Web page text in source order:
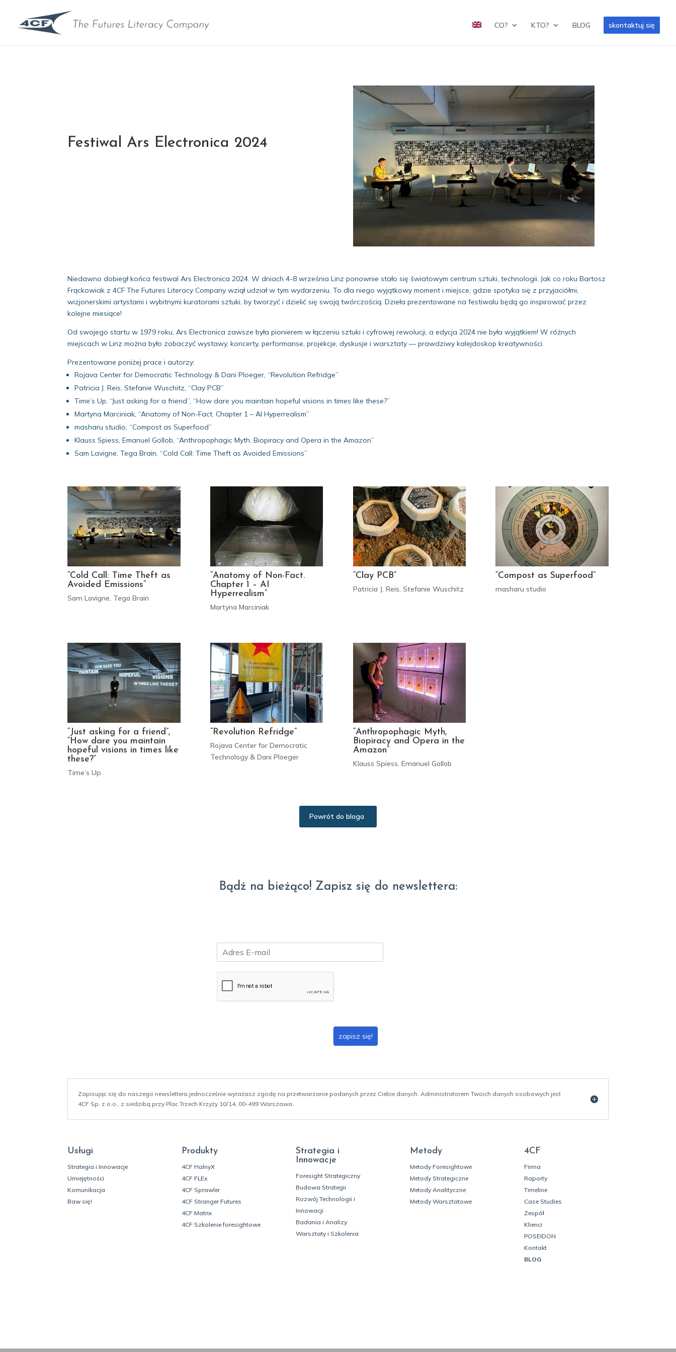
CO? KTO? BLOG skontaktuj się
Festiwal Ars Electronica 2024
Niedawno dobiegł końca festiwal Ars Electronica 2024. W dniach 4-8 września Linz ponownie stało się światowym centrum sztuki, technologii. Jak co roku Bartosz
Frąckowiak z 4CF The Futures Literacy Company wziął udział w tym wydarzeniu. To dla niego wyjątkowy moment i miejsce, gdzie spotyka się z przyjaciółmi,
wizjonerskimi artystami i wybitnymi kuratorami sztuki, by tworzyć i dzielić się swoją twórczością. Dzieła prezentowane na festiwalu będą go inspirować przez
kolejne miesiące!
Od swojego startu w 1979 roku, Ars Electronica zawsze była pionierem w łączeniu sztuki i cyfrowej rewolucji, a edycja 2024 nie była wyjątkiem! W różnych
miejscach w Linz można było zobaczyć wystawy, koncerty, performanse, projekcje, dyskusje i warsztaty — prawdziwy kalejdoskop kreatywności.
Prezentowane poniżej prace i autorzy:
Rojava Center for Democratic Technology & Dani Ploeger, “Revolution Refridge”
Patricia J. Reis, Stefanie Wuschitz, “Clay PCB”
Time’s Up, “Just asking for a friend”, “How dare you maintain hopeful visions in times like these?”
Martyna Marciniak, “Anatomy of Non-Fact. Chapter 1 – AI Hyperrealism”
masharu studio, “Compost as Superfood”
Klauss Spiess, Emanuel Gollob, “Anthropophagic Myth, Biopiracy and Opera in the Amazon”
Sam Lavigne, Tega Brain, “Cold Call: Time Theft as Avoided Emissions”
“Cold Call: Time Theft as
Avoided Emissions”
Sam Lavigne, Tega Brain
“Anatomy of Non-Fact.
Chapter 1 – AI
Hyperrealism”
Martyna Marciniak
“Clay PCB”
Patricia J. Reis, Stefanie Wuschitz
“Compost as Superfood”
masharu studio
“Just asking for a friend”,
“How dare you maintain
hopeful visions in times like
these?”
Time’s Up
“Revolution Refridge”
Rojava Center for Democratic
Technology & Dani Ploeger
“Anthropophagic Myth,
Biopiracy and Opera in the
Amazon”
Klauss Spiess, Emanuel Gollob
Powrót do bloga
Bądź na bieżąco! Zapisz się do newslettera:
m
zapisz się!
Zapisując się do naszego newslettera jednocześnie wyrażasz zgodę na przetwarzanie podanych przez Ciebie danych. Administratorem Twoich danych osobowych jest
4CF Sp. z o.o., z siedzibą przy Plac Trzech Krzyży 10/14, 00-499 Warszawa.
Usługi
Strategia i Innowacje
Umiejętności
Komunikacja
Baw się!
Produkty
4CF HalnyX
4CF FLEx
4CF Sprawler
4CF Stranger Futures
4CF Matrix
4CF Szkolenie foresightowe
Strategia i
Innowacje
Foresight Strategiczny
Budowa Strategii
Rozwój Technologii i
Innowacji
Badania i Analizy
Warsztaty i Szkolenia
Metody
Metody Foresightowe
Metody Strategiczne
Metody Analityczne
Metody Warsztatowe
4CF
Firma
Raporty
Timeline
Case Studies
Zespół
Klienci
POSEIDON
Kontakt
BLOG